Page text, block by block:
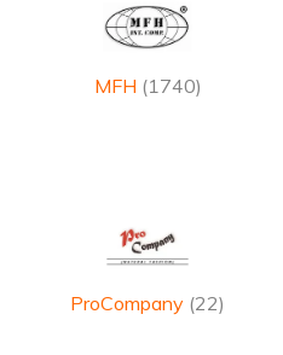
MFH (1740)
ProCompany (22)